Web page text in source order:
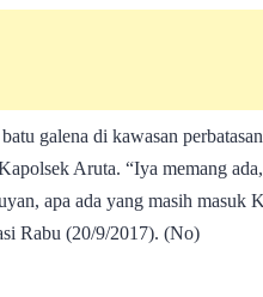
galena di kawasan
Aruta. “Iya memang
apa ada yang masih masuk
Rabu (20/9/2017). (No)